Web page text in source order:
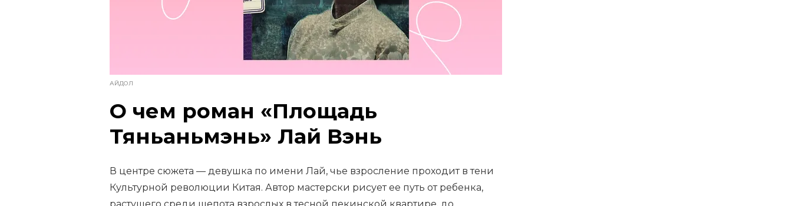
АЙДОЛ
О чем роман «Площадь
Тяньаньмэнь» Лай Вэнь
В центре сюжета — девушка по имени Лай, чье взросление проходит в тени
Культурной революции Китая. Автор мастерски рисует ее путь от ребенка,